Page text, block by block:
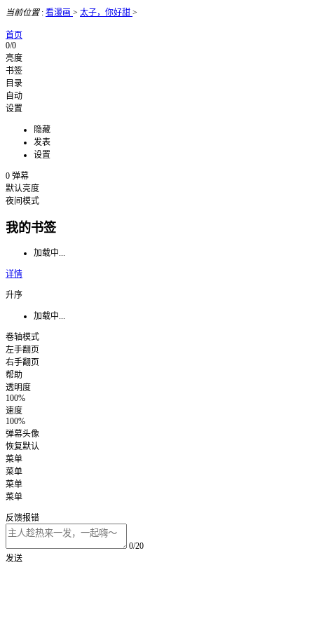
当前位置: 看漫画 > 太子，你好甜 >
首页
0/0
亮度
书签
目录
自动
设置
隐藏
发表
设置
0 弹幕
默认亮度
夜间模式
我的书签
加载中...
详情
升序
加载中...
卷轴模式
左手翻页
右手翻页
帮助
透明度
100%
速度
100%
弹幕头像
恢复默认
菜单
菜单
菜单
菜单
反馈报错
0/20
发送